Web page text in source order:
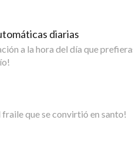
diarias
a la hora del día que
fraile que se convirtió en santo!